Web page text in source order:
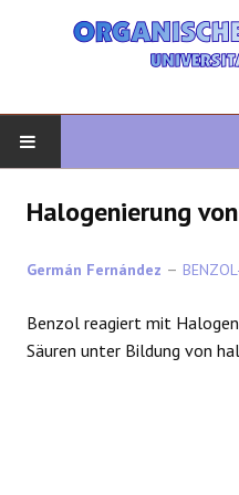
HETEROZYKLEN
Halogenierung
Germán Fernández
Benzol reagiert mit
Säuren unter Bildung von